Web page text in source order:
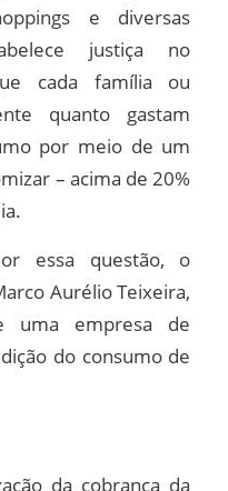
e diversas
justiça no
cada família ou
quanto gastam
por meio de um
– acima de 20%
essa questão, o
Aurélio Teixeira,
uma empresa de
do consumo de
da cobrança da